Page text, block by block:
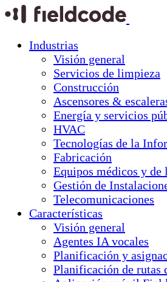
Industrias
Visión general
Servicios de limpieza
Construcción
Ascensores &
Energía y servicios
HVAC
Tecnologías de la
Fabricación
Equipos médicos y de
Gestión de
Telecomunicaciones
Características
Visión general
Agentes IA vocales
Planificación y
Planificación de rutas